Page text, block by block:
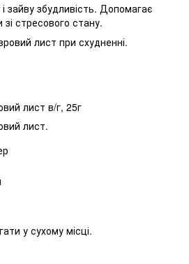
зайву збудливість. Допомагає
зі стресового стану.
лист при схудненні.
лист в/г, 25г
лист.
у сухому місці.